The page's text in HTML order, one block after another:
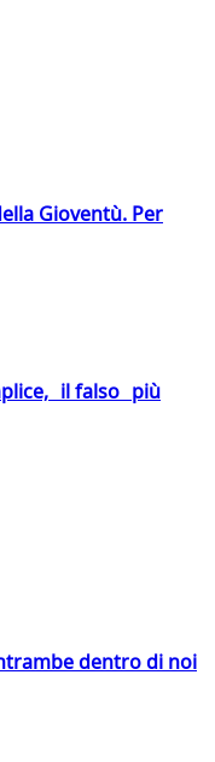
Gioventù. Per
il falso più
dentro di noi